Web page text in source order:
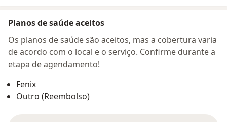
Planos de saúde aceitos
Os planos de saúde são aceitos, mas a cobertura varia
de acordo com o local e o serviço. Confirme durante a
etapa de agendamento!
Fenix
Outro (Reembolso)